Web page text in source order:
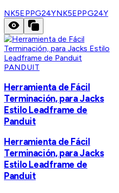
NK5EPPG24YNK5EPPG24Y
PANDUIT
Herramienta de Fácil
Terminación, para Jacks
Estilo Leadframe de
Panduit
Herramienta de Fácil
Terminación, para Jacks
Estilo Leadframe de
Panduit